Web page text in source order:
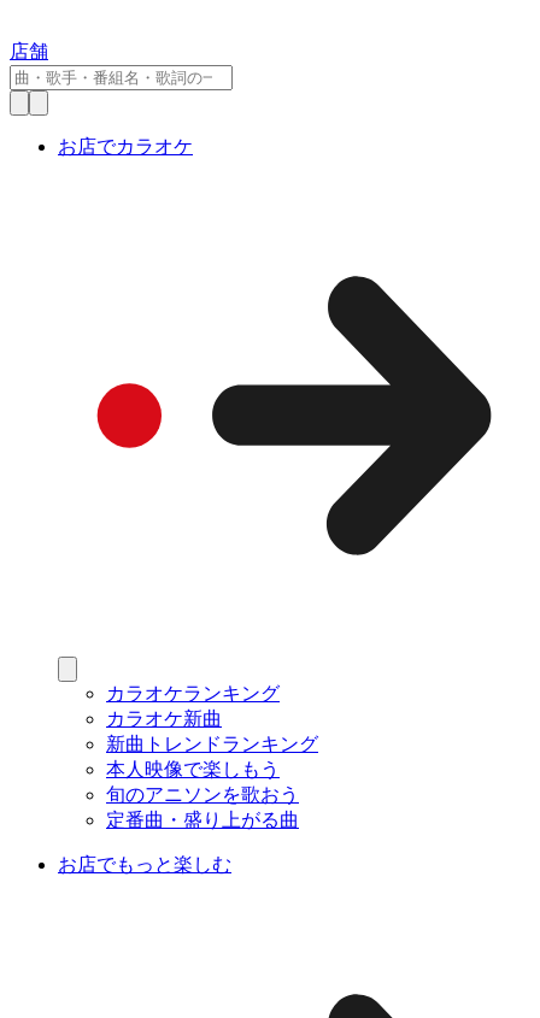
店舗
お店でカラオケ
カラオケランキング
カラオケ新曲
新曲トレンドランキング
本人映像で楽しもう
旬のアニソンを歌おう
定番曲・盛り上がる曲
お店でもっと楽しむ